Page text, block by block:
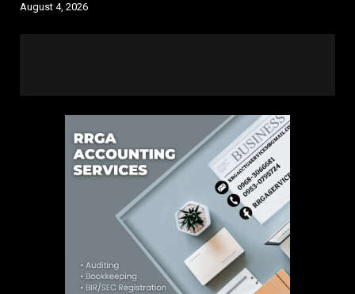
August 4, 2026